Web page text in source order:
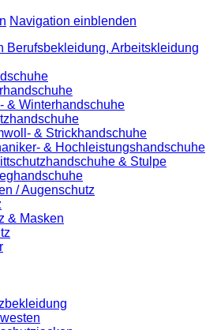
Navigation einblenden
Berufsbekleidung, Arbeitskleidung
& Winterhandschuhe
& Strickhandschuhe
& Hochleistungshandschuhe
& Stulpe
/ Augenschutz
& Masken